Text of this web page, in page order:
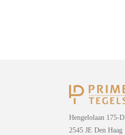
Hengelolaan 175-D
2545 JE Den Haag